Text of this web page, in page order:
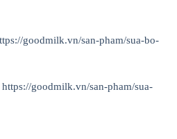
goodmilk.vn/san-pham/sua-bo-
https://goodmilk.vn/san-pham/sua-